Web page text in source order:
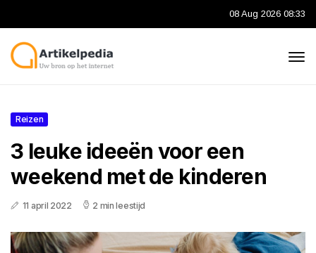
08 Aug 2026 08:33
Reizen
3 leuke ideeën voor een
weekend met de kinderen
11 april 2022 2 min leestijd